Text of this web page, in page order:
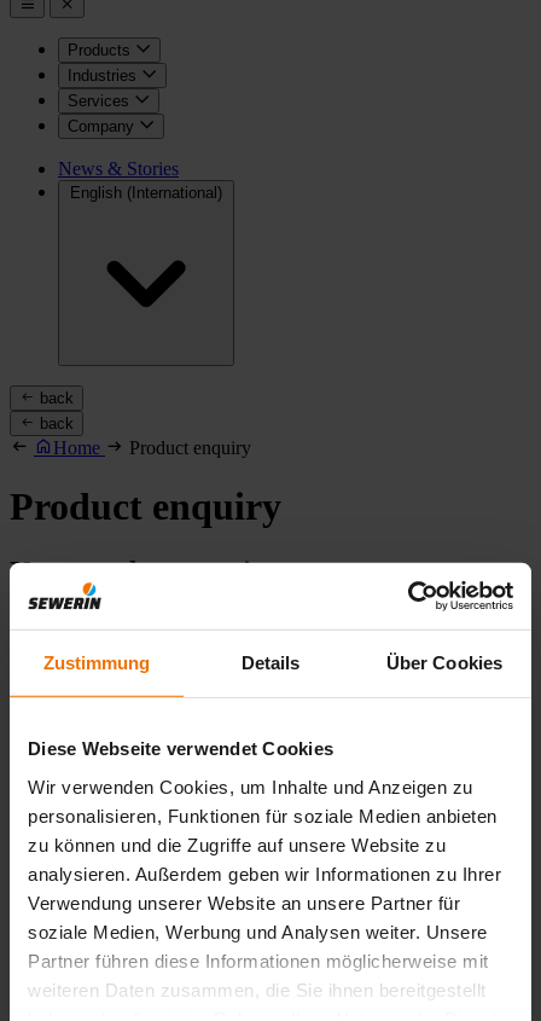
Zustimmung Details Über Cookies
Diese Webseite verwendet Cookies
Wir verwenden Cookies, um Inhalte und Anzeigen zu
personalisieren, Funktionen für soziale Medien anbieten
zu können und die Zugriffe auf unsere Website zu
analysieren. Außerdem geben wir Informationen zu Ihrer
Verwendung unserer Website an unsere Partner für
soziale Medien, Werbung und Analysen weiter. Unsere
Partner führen diese Informationen möglicherweise mit
weiteren Daten zusammen, die Sie ihnen bereitgestellt
Products
Industries
Services
Company
News & Stories
English (International)
back
back
Home Product enquiry
Product enquiry
Your product enquiry
Product name
Your contact details
Company
*
Name
*
E-Mail adress
*
Phone